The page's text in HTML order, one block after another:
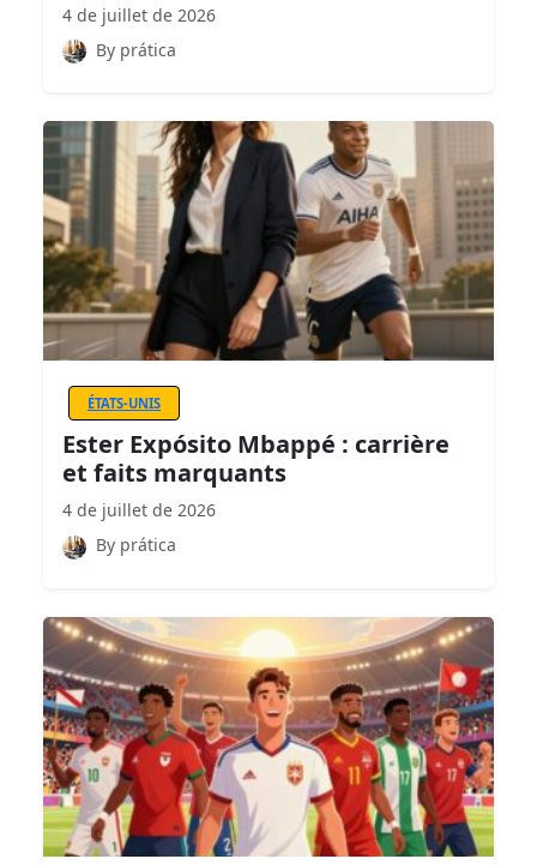
4 de juillet de 2026
By prática
ÉTATS-UNIS
Ester Expósito Mbappé : carrière
et faits marquants
4 de juillet de 2026
By prática